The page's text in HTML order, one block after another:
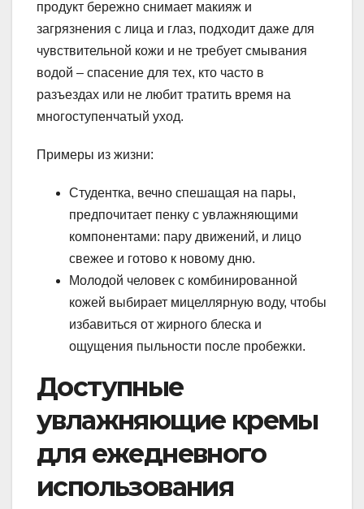
продукт бережно снимает макияж и
загрязнения с лица и глаз, подходит даже для
чувствительной кожи и не требует смывания
водой – спасение для тех, кто часто в
разъездах или не любит тратить время на
многоступенчатый уход.
Примеры из жизни:
Студентка, вечно спешащая на пары,
предпочитает пенку с увлажняющими
компонентами: пару движений, и лицо
свежее и готово к новому дню.
Молодой человек с комбинированной
кожей выбирает мицеллярную воду, чтобы
избавиться от жирного блеска и
ощущения пыльности после пробежки.
Доступные
увлажняющие кремы
для ежедневного
использования